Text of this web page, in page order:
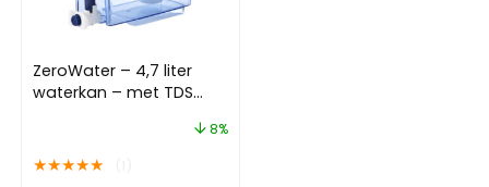
ZeroWater – 4,7 liter
waterkan – met TDS
8%
★★★★★